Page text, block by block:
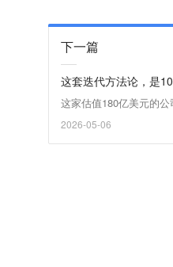
下一篇
这套迭代方法论，是
这家估值180亿美元的公
2026-05-06